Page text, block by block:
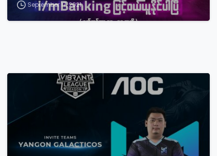
September 17, 2021